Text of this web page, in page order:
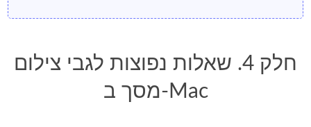
חלק 4. שאלות נפוצות לגבי צילום
מסך ב-Mac